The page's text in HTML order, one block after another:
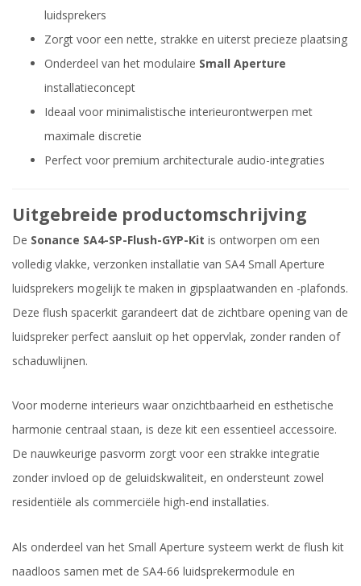
luidsprekers
Zorgt voor een nette, strakke en uiterst precieze plaatsing
Onderdeel van het modulaire Small Aperture
installatieconcept
Ideaal voor minimalistische interieurontwerpen met
maximale discretie
Perfect voor premium architecturale audio-integraties
Uitgebreide productomschrijving
De Sonance SA4-SP-Flush-GYP-Kit is ontworpen om een
volledig vlakke, verzonken installatie van SA4 Small Aperture
luidsprekers mogelijk te maken in gipsplaatwanden en -plafonds.
Deze flush spacerkit garandeert dat de zichtbare opening van de
luidspreker perfect aansluit op het oppervlak, zonder randen of
schaduwlijnen.
Voor moderne interieurs waar onzichtbaarheid en esthetische
harmonie centraal staan, is deze kit een essentieel accessoire.
De nauwkeurige pasvorm zorgt voor een strakke integratie
zonder invloed op de geluidskwaliteit, en ondersteunt zowel
residentiële als commerciële high-end installaties.
Als onderdeel van het Small Aperture systeem werkt de flush kit
naadloos samen met de SA4-66 luidsprekermodule en